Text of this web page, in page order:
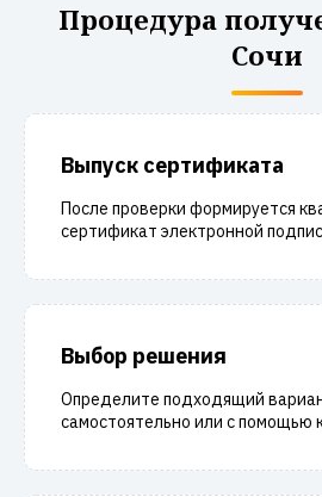
Процедура
Сочи
Выпуск сертификата
После проверки формируется
сертификат электронной
Выбор решения
Определите подходящий
самостоятельно или с помощью